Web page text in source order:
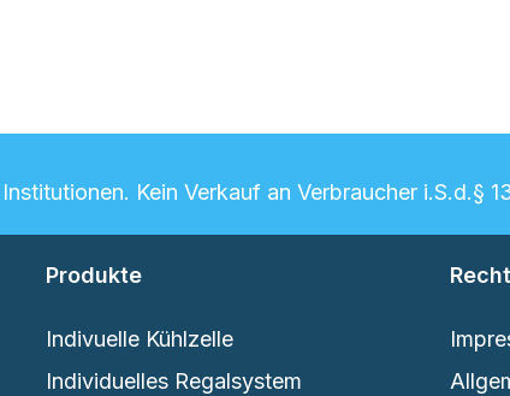
Kein Verkauf an Verbraucher i.S.d.§
Produkte
Indivuelle Kühlzelle
Individuelles Regalsystem